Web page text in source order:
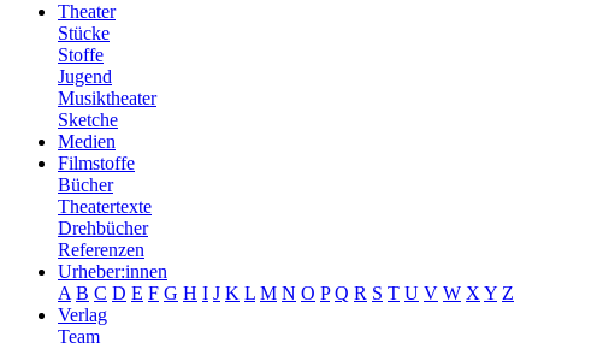
Theater
Stücke
Stoffe
Jugend
Musiktheater
Sketche
Medien
Filmstoffe
Bücher
Theatertexte
Drehbücher
Referenzen
Urheber:innen
A B C D E F G H I J K L M N O P Q R S T U V W X Y Z
Verlag
Team